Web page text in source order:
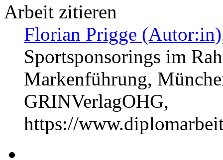
Arbeit zitieren
Florian Prigge (Autor:in)
Sportsponsorings im
Markenführung,
GRINVerlagOHG,
https://